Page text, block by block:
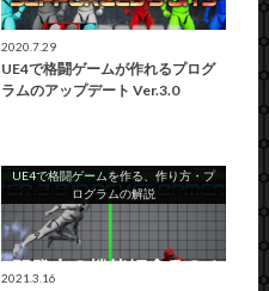
2020.7.29
UE4で格闘ゲームが作れるプログ
ラムのアップデート Ver.3.0
UE4で格闘ゲームを作る、作り方・プ
ログラムの解説
2021.3.16